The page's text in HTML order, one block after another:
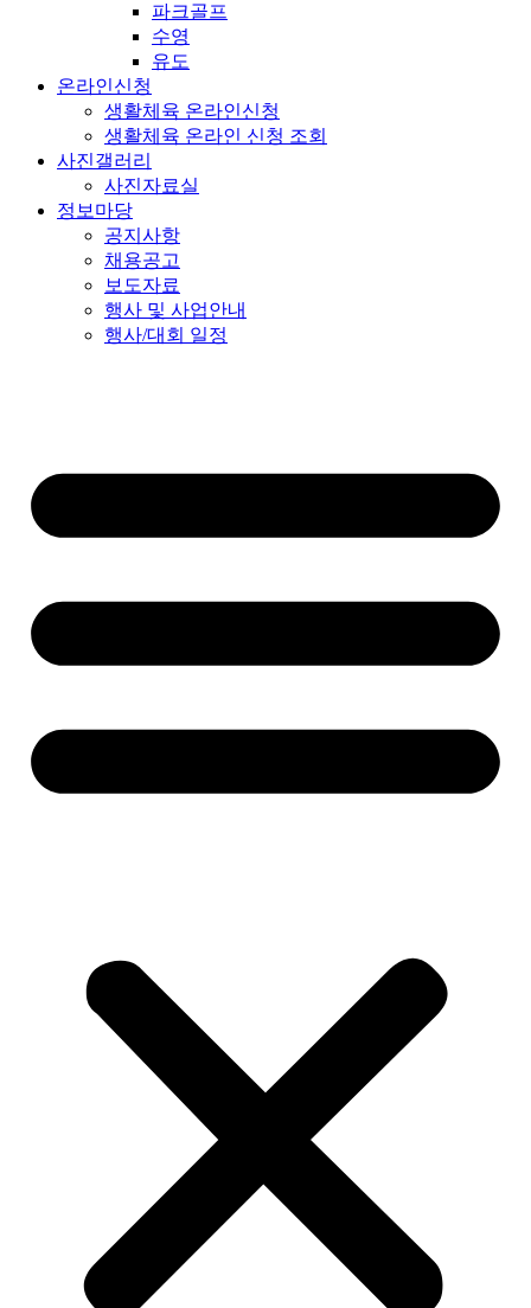
파크골프
수영
유도
온라인신청
생활체육 온라인신청
생활체육 온라인 신청 조회
사진갤러리
사진자료실
정보마당
공지사항
채용공고
보도자료
행사 및 사업안내
행사/대회 일정